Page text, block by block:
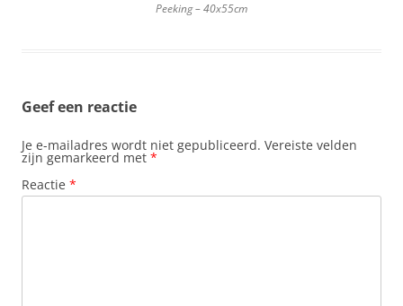
Peeking – 40x55cm
Geef een reactie
Je e-mailadres wordt niet gepubliceerd. Vereiste velden
zijn gemarkeerd met *
Reactie *